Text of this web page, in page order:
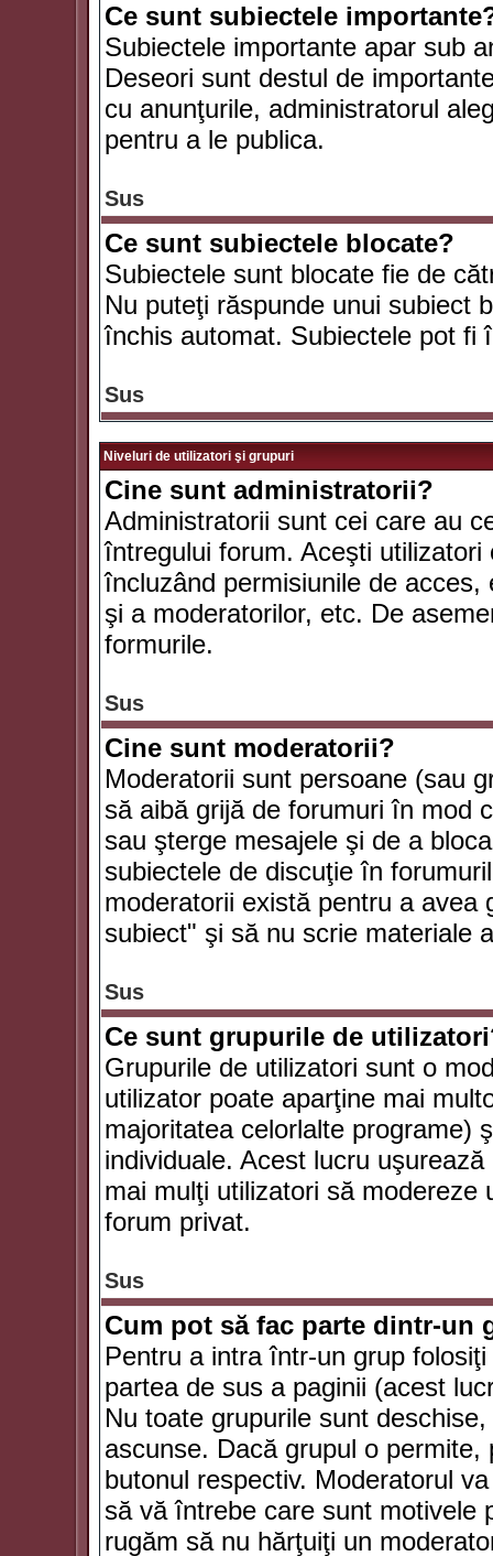
Ce sunt subiectele
Subiectele importante apar sub
Deseori sunt destul de
cu anunţurile, administratorul
pentru a le publica.
Sus
Ce sunt subiectele blocate?
Subiectele sunt blocate fie de
Nu puteţi răspunde unui subiect
închis automat. Subiectele pot fi
Sus
Niveluri de utilizatori şi grupuri
Cine sunt administratorii?
Administratorii sunt cei care au
întregului forum. Aceşti
încluzând permisiunile de
şi a moderatorilor, etc. De
formurile.
Sus
Cine sunt moderatorii?
Moderatorii sunt persoane (sau
să aibă grijă de forumuri în mod
sau şterge mesajele şi de a
subiectele de discuţie în
moderatorii există pentru a avea
subiect" şi să nu scrie materiale
Sus
Ce sunt grupurile de
Grupurile de utilizatori sunt o
utilizator poate aparţine mai
majoritatea celorlalte programe)
individuale. Acest lucru
mai mulţi utilizatori să
forum privat.
Sus
Cum pot să fac parte dintr-un
Pentru a intra într-un grup
partea de sus a paginii (acest
Nu toate grupurile sunt
ascunse. Dacă grupul o
butonul respectiv. Moderatorul
să vă întrebe care sunt motivele
rugăm să nu hărţuiţi un